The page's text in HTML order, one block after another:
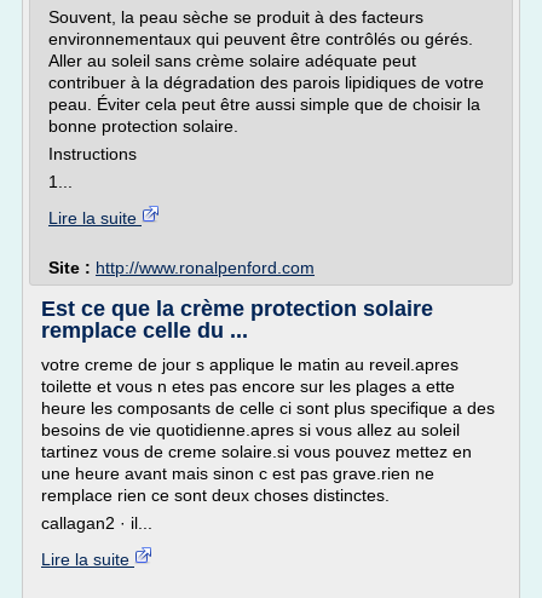
Souvent, la peau sèche se produit à des facteurs
environnementaux qui peuvent être contrôlés ou gérés.
Aller au soleil sans crème solaire adéquate peut
contribuer à la dégradation des parois lipidiques de votre
peau. Éviter cela peut être aussi simple que de choisir la
bonne protection solaire.
Instructions
1...
Lire la suite
Site : http://www.ronalpenford.com
Est ce que la crème protection solaire
remplace celle du ...
votre creme de jour s applique le matin au reveil.apres
toilette et vous n etes pas encore sur les plages a ette
heure les composants de celle ci sont plus specifique a des
besoins de vie quotidienne.apres si vous allez au soleil
tartinez vous de creme solaire.si vous pouvez mettez en
une heure avant mais sinon c est pas grave.rien ne
remplace rien ce sont deux choses distinctes.
callagan2 · il...
Lire la suite